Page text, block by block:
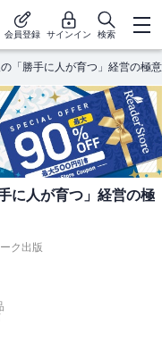
会員登録 サインイン 検索
「勝手に人が育つ」経営の極意
に人が育つ」経営の極
ク出版